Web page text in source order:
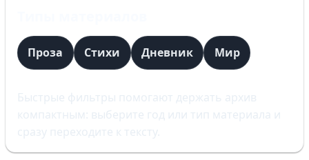
Проза Стихи Дневник Мир